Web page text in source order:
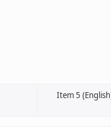
Item 5